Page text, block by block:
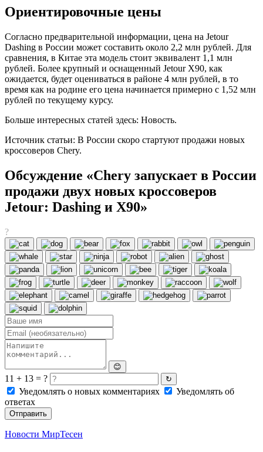
Ориентировочные цены
Согласно предварительной информации, цена на Jetour
Dashing в России может составить около 2,2 млн рублей. Для
сравнения, в Китае эта модель стоит эквивалент 1,1 млн
рублей. Более крупный и оснащенный Jetour X90, как
ожидается, будет оцениваться в районе 4 млн рублей, в то
время как на родине его цена начинается примерно с 1,52 млн
рублей по текущему курсу.
Больше интересных статей здесь: Новость.
Источник статьи: В России скоро стартуют продажи новых
кроссоверов Chery.
Обсуждение «Chery запускает в России
продажи двух новых кроссоверов
Jetour: Dashing и X90»
?
😊
11 + 13 = ? ↻
Уведомлять о новых комментариях
Уведомлять об
ответах
Отправить
Новости МирТесен